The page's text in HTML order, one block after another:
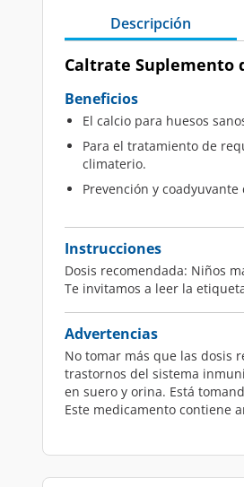
Descripción
Caltrate Suplemento
Beneficios
El calcio para huesos
Para el tratamiento de
climaterio.
Prevención y
Instrucciones
Dosis recomendada: Niños
Te invitamos a leer la
Advertencias
No tomar más que las dosis
trastornos del sistema
en suero y orina. Está
Este medicamento contiene